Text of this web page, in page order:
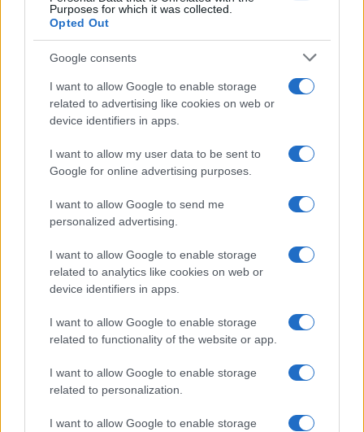
Purposes for which it was collected.
Opted Out
Google consents
I want to allow Google to enable storage
related to advertising like cookies on web or
device identifiers in apps.
I want to allow my user data to be sent to
Google for online advertising purposes.
I want to allow Google to send me
personalized advertising.
I want to allow Google to enable storage
related to analytics like cookies on web or
device identifiers in apps.
I want to allow Google to enable storage
related to functionality of the website or app.
I want to allow Google to enable storage
related to personalization.
I want to allow Google to enable storage
F
a
ce
b
o
k
T
w
it
te
Pi
n
te
re
W
at
s
p
p
S
a
re
Articolo precedente
Prossimo articolo
NOTIZIE RECENTI
Le previsioni meteo per il weekend a Olbia e in
Gallura
Michelle Hunziker in Gallura, bella anche dal
vivo: un amico vip svela come fa
Calangianus, dopo le polemiche il centro
accoglienza minori chiude